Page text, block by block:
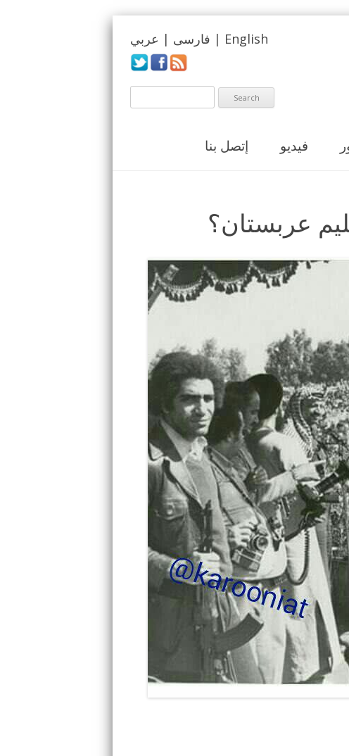
فارسی | عربي | English
إتصل بنا فيديو
عربستان؟